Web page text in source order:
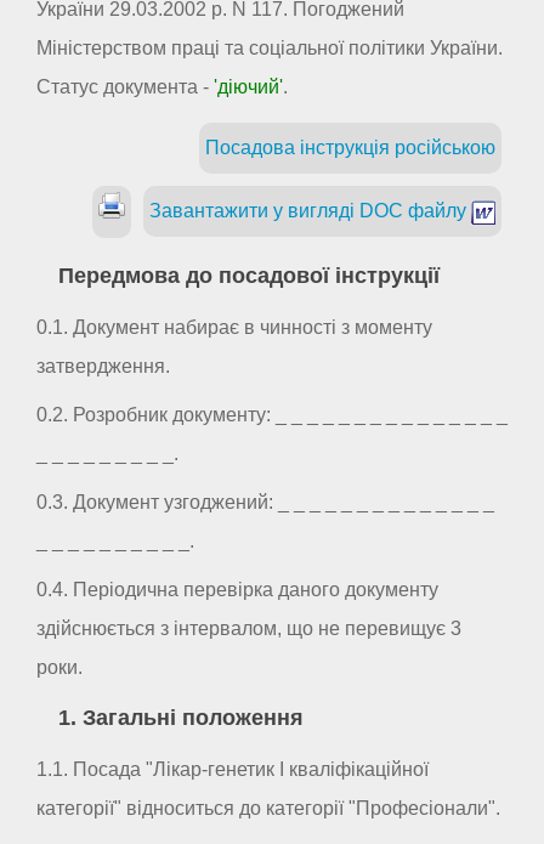
України 29.03.2002 р. N 117. Погоджений
Міністерством праці та соціальної політики України.
Статус документа - 'діючий'.
Посадова інструкція російською
Завантажити у вигляді DOC файлу
Передмова до посадової інструкції
0.1. Документ набирає в чинності з моменту
затвердження.
0.2. Розробник документу: _ _ _ _ _ _ _ _ _ _ _ _ _ _ _
_ _ _ _ _ _ _ _ _.
0.3. Документ узгоджений: _ _ _ _ _ _ _ _ _ _ _ _ _ _
_ _ _ _ _ _ _ _ _ _.
0.4. Періодична перевірка даного документу
здійснюється з інтервалом, що не перевищує 3
роки.
1. Загальні положення
1.1. Посада "Лікар-генетик I кваліфікаційної
категорії" відноситься до категорії "Професіонали".